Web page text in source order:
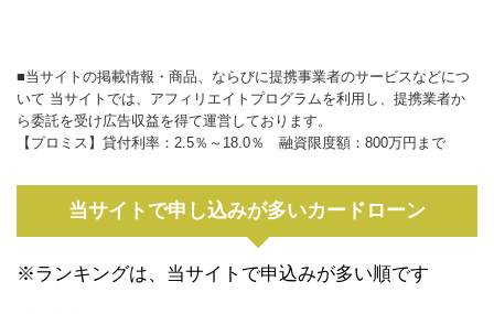
■当サイトの掲載情報・商品、ならびに提携事業者のサービスなどにつ
いて 当サイトでは、アフィリエイトプログラムを利用し、提携業者か
ら委託を受け広告収益を得て運営しております。
【プロミス】貸付利率：2.5％～18.0％ 融資限度額：800万円まで
当サイトで申し込みが多いカードローン
※ランキングは、当サイトで申込みが多い順です